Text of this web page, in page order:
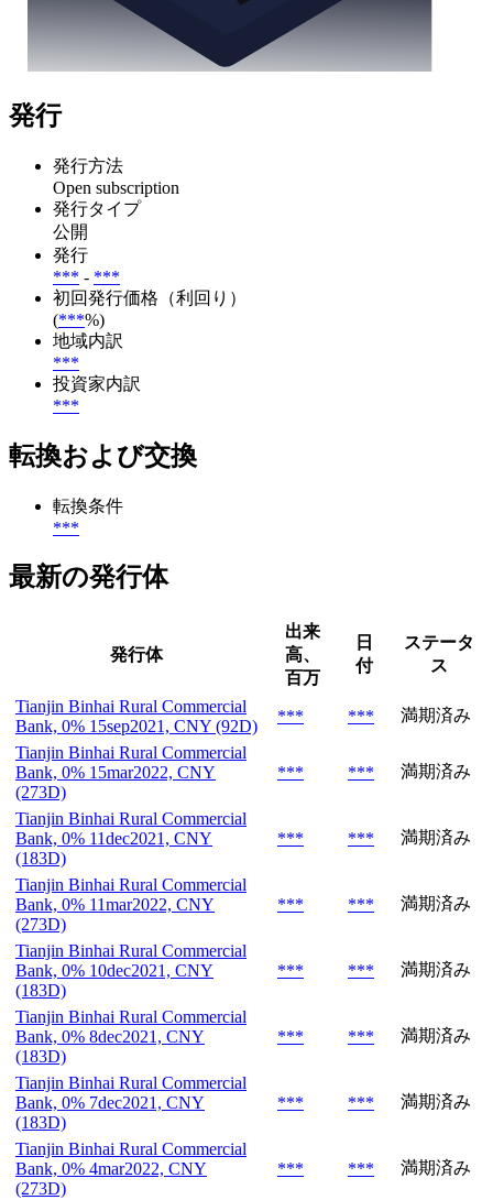
発行
発行方法
Open subscription
発行タイプ
公開
発行
*** - ***
初回発行価格（利回り）
(***%)
地域内訳
***
投資家内訳
***
転換および交換
転換条件
***
最新の発行体
発行体
出来
高、
百万
日
付
ステータ
ス
Tianjin Binhai Rural Commercial
Bank, 0% 15sep2021, CNY (92D)
*** ***
満期済み
Tianjin Binhai Rural Commercial
Bank, 0% 15mar2022, CNY
(273D)
*** *** 満期済み
Tianjin Binhai Rural Commercial
Bank, 0% 11dec2021, CNY
(183D)
*** *** 満期済み
Tianjin Binhai Rural Commercial
Bank, 0% 11mar2022, CNY
(273D)
*** *** 満期済み
Tianjin Binhai Rural Commercial
Bank, 0% 10dec2021, CNY
(183D)
*** *** 満期済み
Tianjin Binhai Rural Commercial
Bank, 0% 8dec2021, CNY
(183D)
*** *** 満期済み
Tianjin Binhai Rural Commercial
Bank, 0% 7dec2021, CNY
(183D)
*** *** 満期済み
Tianjin Binhai Rural Commercial
Bank, 0% 4mar2022, CNY
(273D)
*** *** 満期済み